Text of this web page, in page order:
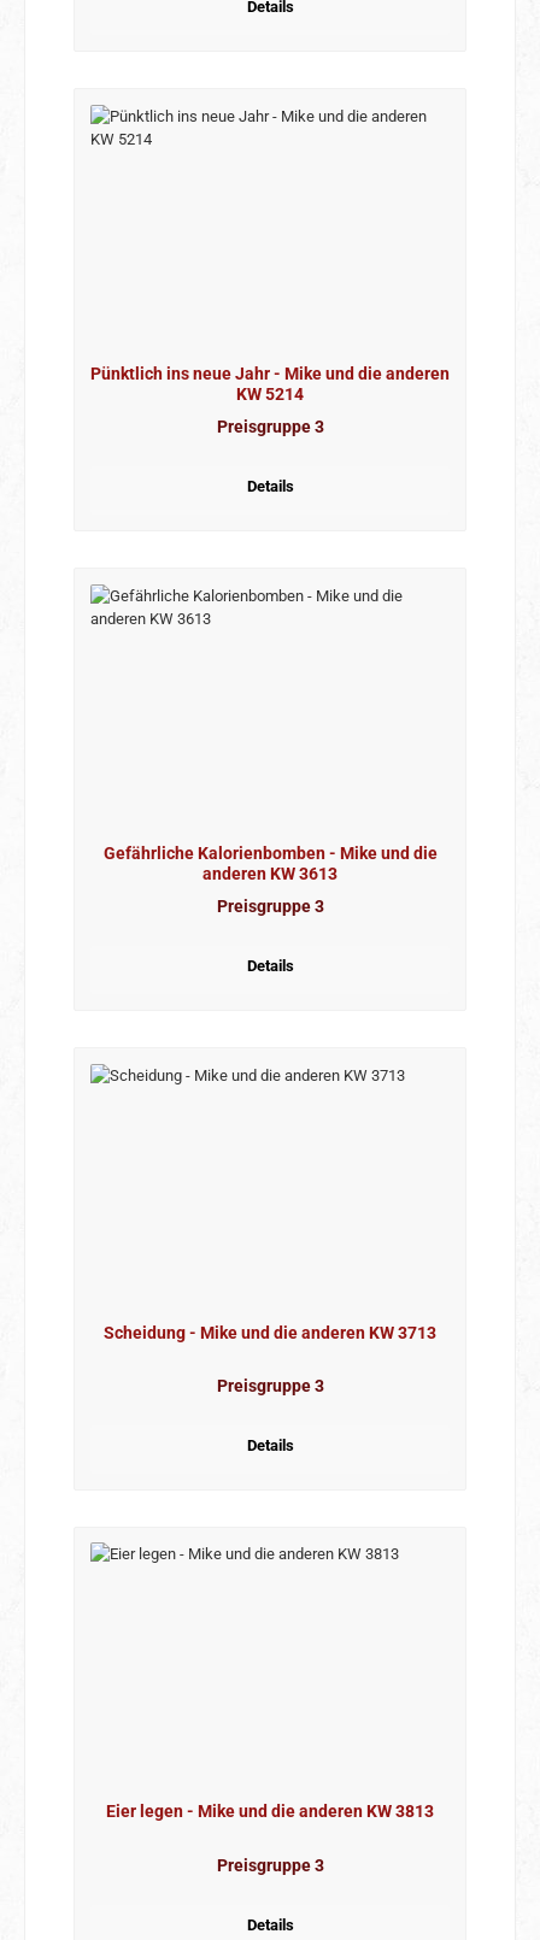
Details
Pünktlich ins neue Jahr - Mike und die anderen
KW 5214
Preisgruppe 3
Details
Gefährliche Kalorienbomben - Mike und die
anderen KW 3613
Preisgruppe 3
Details
Scheidung - Mike und die anderen KW 3713
Preisgruppe 3
Details
Eier legen - Mike und die anderen KW 3813
Preisgruppe 3
Details